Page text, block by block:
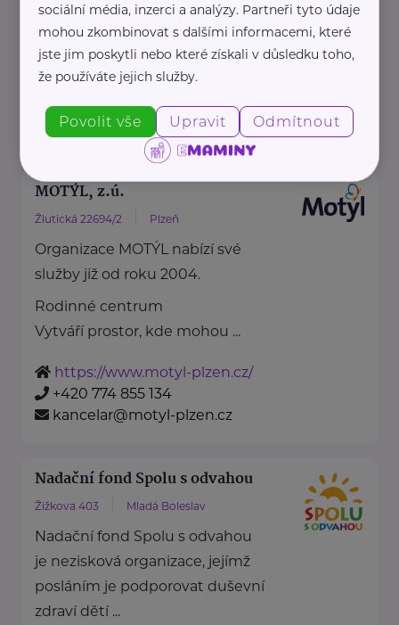
Ministerstvo zdravotnictví ČR
Palackého náměstí 375/4 Praha 2
https://www.mzcr.cz/
+420 224 971 111
mzcr@mzcr.cz
MOTÝL, z.ú.
Žlutická 22694/2 Plzeň
Organizace MOTÝL nabízí své
služby již od roku 2004.
Rodinné centrum
Vytváří prostor, kde mohou ...
https://www.motyl-plzen.cz/
+420 774 855 134
kancelar@motyl-plzen.cz
Nadační fond Spolu s odvahou
Žižkova 403 Mladá Boleslav
Nadační fond Spolu s odvahou
je nezisková organizace, jejímž
posláním je podporovat duševní
zdraví dětí ...
sociální média, inzerci a analýzy. Partneři tyto údaje
mohou zkombinovat s dalšími informacemi, které
jste jim poskytli nebo které získali v důsledku toho,
že používáte jejich služby.
Povolit vše Upravit Odmítnout